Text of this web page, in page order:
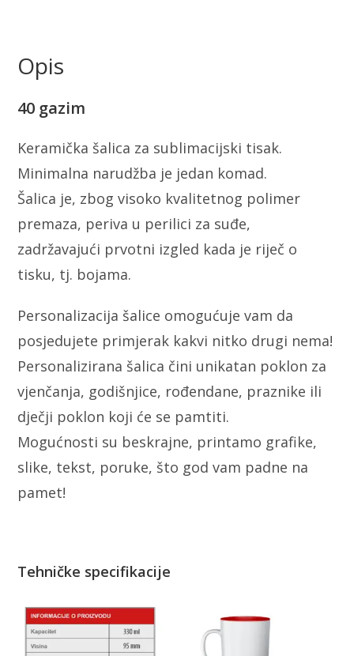
Opis
40 gazim
Keramička šalica za sublimacijski tisak.
Minimalna narudžba je jedan komad.
Šalica je, zbog visoko kvalitetnog polimer
premaza, periva u perilici za suđe,
zadržavajući prvotni izgled kada je riječ o
tisku, tj. bojama.
Personalizacija šalice omogućuje vam da
posjedujete primjerak kakvi nitko drugi nema!
Personalizirana šalica čini unikatan poklon za
vjenčanja, godišnjice, rođendane, praznike ili
dječji poklon koji će se pamtiti.
Mogućnosti su beskrajne, printamo grafike,
slike, tekst, poruke, što god vam padne na
pamet!
Tehničke specifikacije